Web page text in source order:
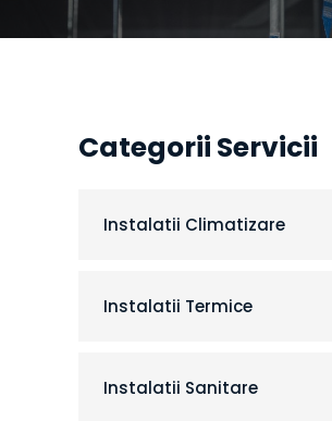
Categorii Servicii
Instalatii Climatizare
Instalatii Termice
Instalatii Sanitare